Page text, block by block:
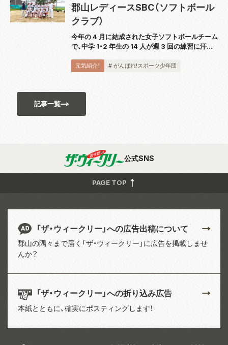
郡山レディースSBC（ソフトボール
クラブ）
今年の 4 月に結成された女子ソフトボールチーム
で、中学 1・2 年生の 14 人が週 3 回の練習に汗を
思を誰に対しても伝えられるよう、日頃の練習か
元気紹介！ # がんばれ!スポーツ少年団
記事一覧
公式SNS
PAGE TOP
「ザ・ウィークリー」への広告出稿について
郡山の隅々まで届く「ザ・ウィークリー」に広告を掲載しませ
んか？
「ザ・ウィークリー」への折り込み広告
本紙とともに、確実にポスティングします！